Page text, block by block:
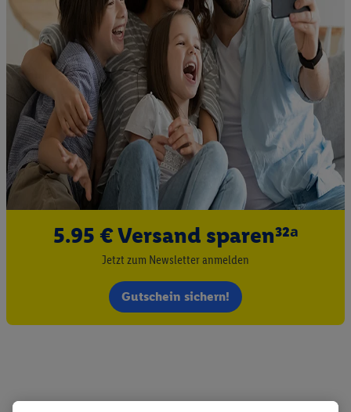
5.95 € Versand sparen³²ᵃ
Jetzt zum Newsletter anmelden
Gutschein sichern!